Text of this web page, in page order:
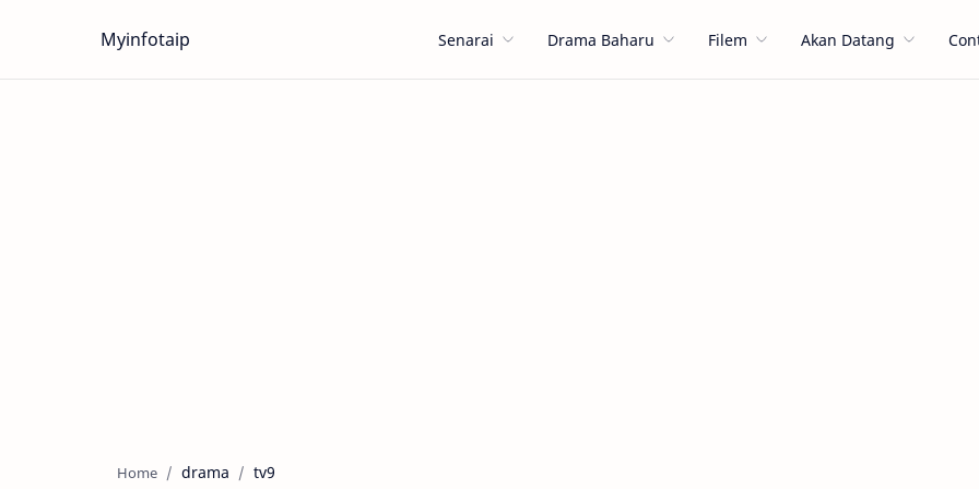
Myinfotaip Senarai Drama Baharu Filem Akan Datang
Home drama tv9